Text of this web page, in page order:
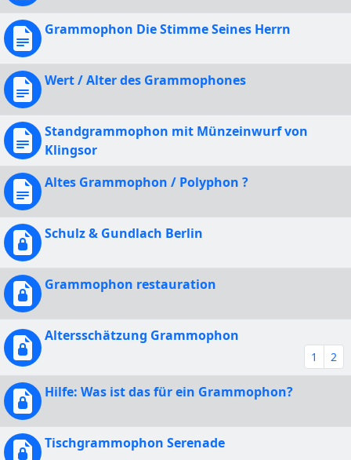
Grammophon Die Stimme Seines Herrn
Wert / Alter des Grammophones
Standgrammophon mit Münzeinwurf von
Klingsor
Altes Grammophon / Polyphon ?
Schulz & Gundlach Berlin
Grammophon restauration
Altersschätzung Grammophon
1 2
Hilfe: Was ist das für ein Grammophon?
Tischgrammophon Serenade